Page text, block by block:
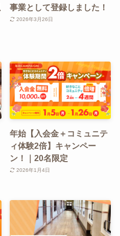
事業として登録しました！
2026年3月26日
年始【入会金＋コミュニテ
ィ体験2倍】キャンペー
ン！｜20名限定
2026年1月4日